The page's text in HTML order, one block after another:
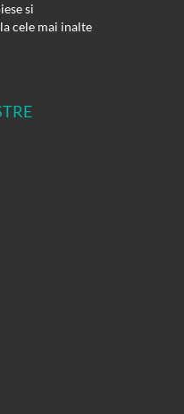
si
cele mai inalte